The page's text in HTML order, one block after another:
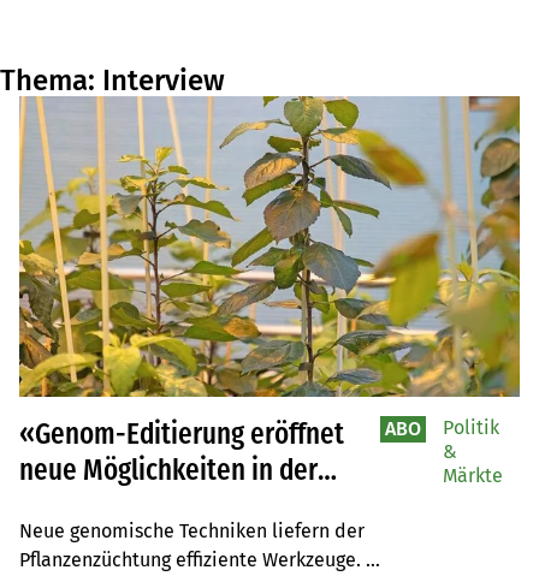
Thema: Interview
«Genom-Editierung eröffnet
neue Möglichkeiten in der
Neue genomische Techniken liefern der
Pflanzenzüchtung effiziente Werkzeuge.
ABO
Politik
&
Märkte